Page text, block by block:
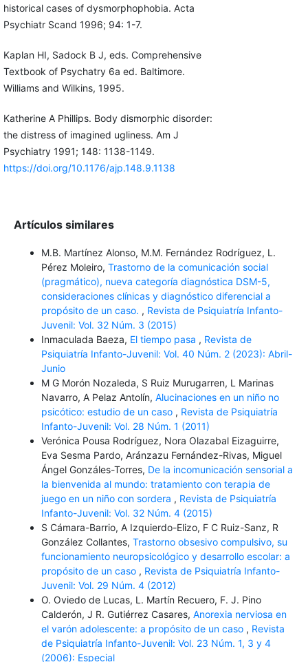
historical cases of dysmorphophobia. Acta
Psychiatr Scand 1996; 94: 1-7.
Kaplan HI, Sadock B J, eds. Comprehensive
Textbook of Psychatry 6a ed. Baltimore.
Williams and Wilkins, 1995.
Katherine A Phillips. Body dismorphic disorder:
the distress of imagined ugliness. Am J
Psychiatry 1991; 148: 1138-1149.
https://doi.org/10.1176/ajp.148.9.1138
Artículos similares
M.B. Martínez Alonso, M.M. Fernández Rodríguez, L.
Pérez Moleiro, Trastorno de la comunicación social
(pragmático), nueva categoría diagnóstica DSM-5,
consideraciones clínicas y diagnóstico diferencial a
propósito de un caso. , Revista de Psiquiatría Infanto-
Juvenil: Vol. 32 Núm. 3 (2015)
Inmaculada Baeza, El tiempo pasa , Revista de
Psiquiatría Infanto-Juvenil: Vol. 40 Núm. 2 (2023): Abril-
Junio
M G Morón Nozaleda, S Ruiz Murugarren, L Marinas
Navarro, A Pelaz Antolín, Alucinaciones en un niño no
psicótico: estudio de un caso , Revista de Psiquiatría
Infanto-Juvenil: Vol. 28 Núm. 1 (2011)
Verónica Pousa Rodríguez, Nora Olazabal Eizaguirre,
Eva Sesma Pardo, Aránzazu Fernández-Rivas, Miguel
Ángel Gonzáles-Torres, De la incomunicación sensorial a
la bienvenida al mundo: tratamiento con terapia de
juego en un niño con sordera , Revista de Psiquiatría
Infanto-Juvenil: Vol. 32 Núm. 4 (2015)
S Cámara-Barrio, A Izquierdo-Elizo, F C Ruiz-Sanz, R
González Collantes, Trastorno obsesivo compulsivo, su
funcionamiento neuropsicológico y desarrollo escolar: a
propósito de un caso , Revista de Psiquiatría Infanto-
Juvenil: Vol. 29 Núm. 4 (2012)
O. Oviedo de Lucas, L. Martín Recuero, F. J. Pino
Calderón, J R. Gutiérrez Casares, Anorexia nerviosa en
el varón adolescente: a propósito de un caso , Revista
de Psiquiatría Infanto-Juvenil: Vol. 23 Núm. 1, 3 y 4
(2006): Especial